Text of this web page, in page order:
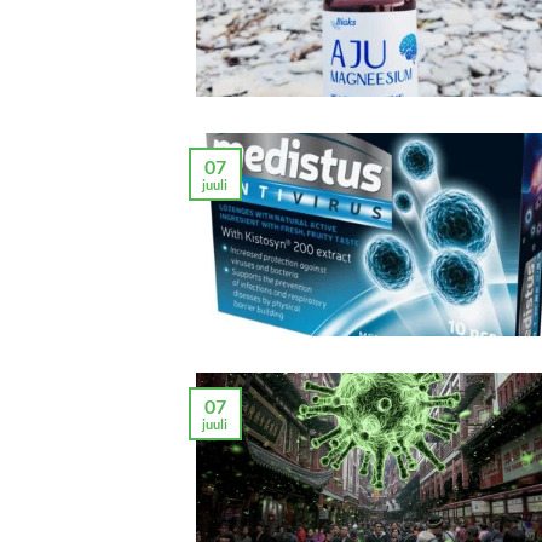
07
juuli
07
juuli